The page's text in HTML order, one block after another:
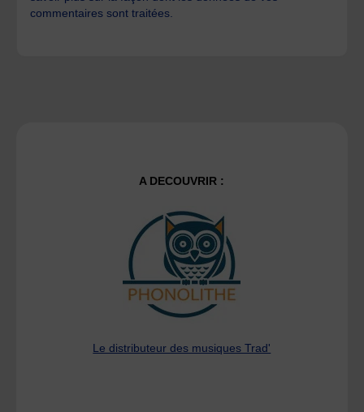
commentaires sont traitées.
A DECOUVRIR :
Le distributeur des musiques Trad'